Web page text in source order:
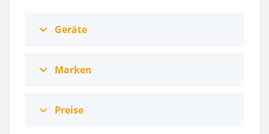
Geräte
Marken
Preise